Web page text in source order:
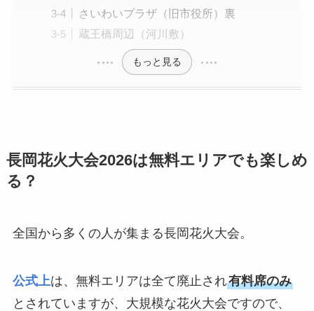
さいわいプラザ（旧市役所）裏
蔵王橋周辺（河川敷）
もっと見る
長岡花火大会2026は無料エリアでも楽しめ
る？
全国から多くの人が集まる長岡花火大会。
公式上は、無料エリアは全て廃止され有料席のみ
とされていますが、大規模な花火大会ですので、